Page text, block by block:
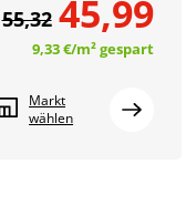
45,99
55,32
9,33 €/m²gespart
Markt
wählen